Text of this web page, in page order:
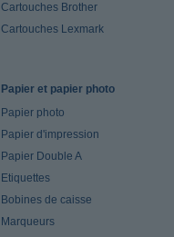
Cartouches Brother
Cartouches Lexmark
Papier et papier photo
Papier photo
Papier d'impression
Papier Double A
Etiquettes
Bobines de caisse
Marqueurs